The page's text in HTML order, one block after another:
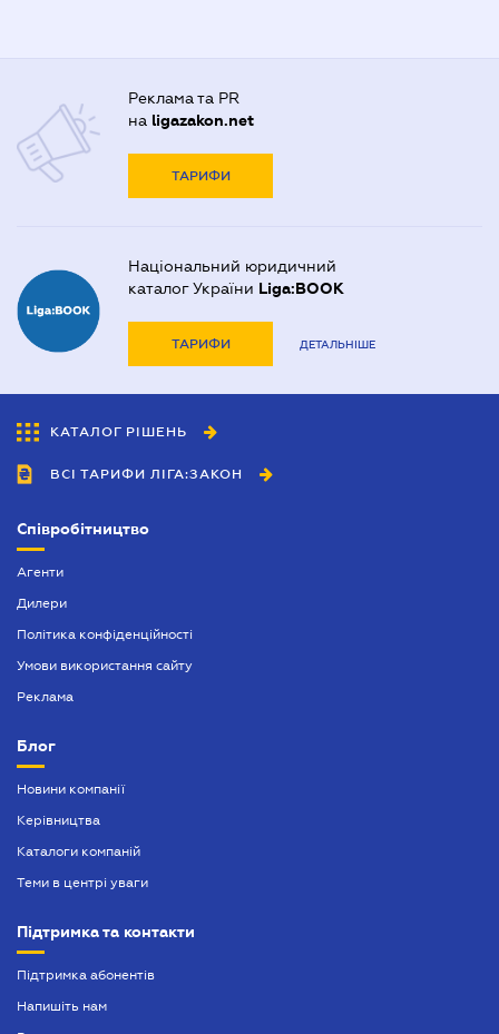
Реклама та PR
на ligazakon.net
ТАРИФИ
Національний юридичний
каталог України Liga:BOOK
ТАРИФИ ДЕТАЛЬНІШЕ
КАТАЛОГ РІШЕНЬ
ВСІ ТАРИФИ ЛІГА:ЗАКОН
Співробітництво
Агенти
Дилери
Політика конфіденційності
Умови використання сайту
Реклама
Блог
Новини компанії
Керівництва
Каталоги компаній
Теми в центрі уваги
Підтримка та контакти
Підтримка абонентів
Напишіть нам